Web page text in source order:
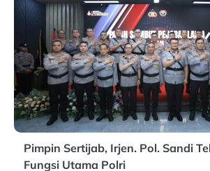
Pimpin Sertijab, Irjen. Pol. Sandi
Fungsi Utama Polri